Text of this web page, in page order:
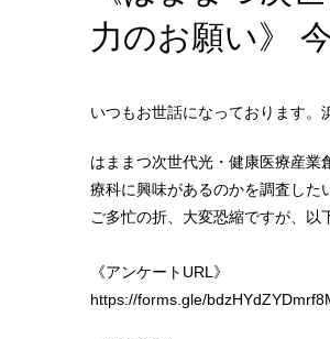
力のお願い》
いつもお世話になっております。
はままつ次世代光・健康医療産
療科に興味があるのかを調査し
ご多忙の折、大変恐縮ですが、以
《アンケートURL》
https://forms.gle/